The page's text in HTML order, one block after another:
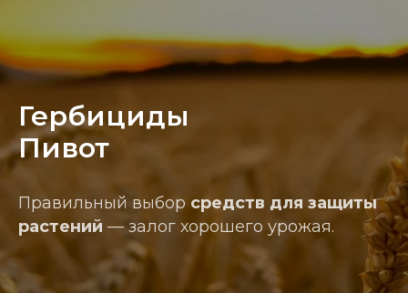
Гербициды
Пивот
Правильный выбор средств для защиты
растений — залог хорошего урожая.